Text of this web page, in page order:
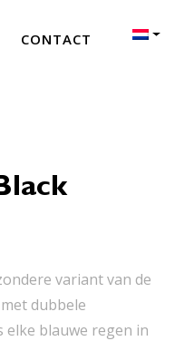
CONTACT
variant van de
dubbele
blauwe regen in